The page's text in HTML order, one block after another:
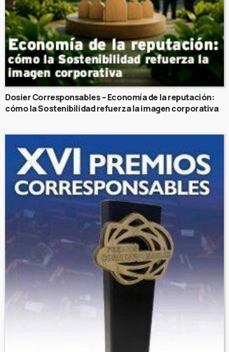
Dosier Corresponsables – Economía de la reputación:
cómo la Sostenibilidad refuerza la imagen corporativa